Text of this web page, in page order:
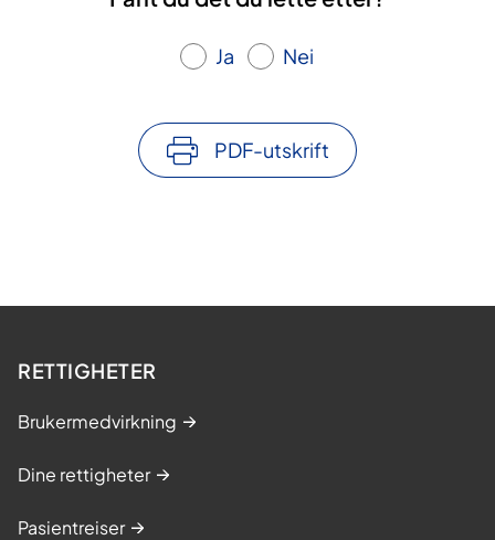
Ja Nei
PDF-utskrift
RETTIGHETER
Brukermedvirkning
Dine rettigheter
Pasientreiser